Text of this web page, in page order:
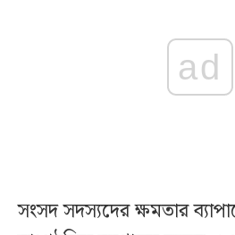
ad
সংসদ সদস্যদের ক্ষমতার